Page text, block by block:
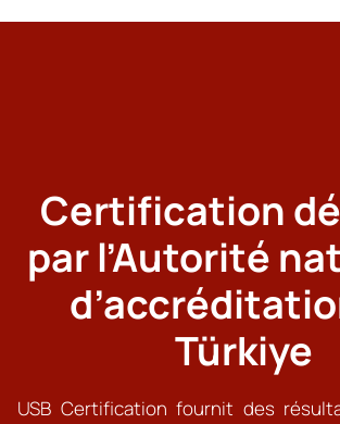
Certification
par l’Autorité
Türkiye
USB Certification fournit des